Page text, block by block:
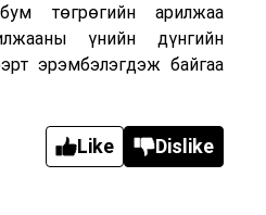
төгрөгийн арилжаа
үнийн дүнгийн
эрэмбэлэгдэж байгаа
Like Dislike